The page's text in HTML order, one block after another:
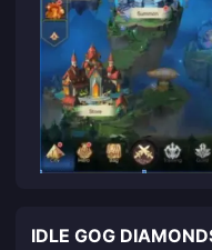
IDLE GOG